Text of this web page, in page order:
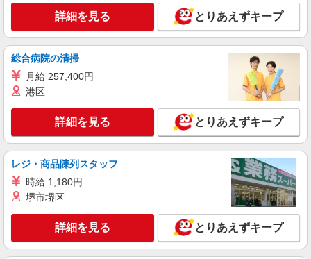
よる ・処遇改善手当：17,000円 ・スキル手当：
21,500円 （スキル手当は約1年間固定、その後変
動の可能性あり） ・確定拠出年金：1,100円 を
含む [別途] ・夜勤手当（4回分）：40,000円（追
加分別途支給） ・残業代：全額支給※固定残業代
なし ・賞与：年2回（年間0.4〜1.2ヶ月分）※業績
により変動あり ・送迎手当：最大300円/日
ミモザ湯河原温々 神奈川県足柄下郡湯河原町
中央2丁目8-3(地番)
キープ 詳細を見る
アルバイト
ミモザ湯河原温々
グループホームの介護スタッフ（実務者研修）
時給：1,450円〜 ・スキル手当：115円 （スキ
ル手当は約1年間固定、その後変動の可能性あ
り） を含む [夜勤]1回分 ・実務者研修：29,770
ミモザ湯河原温々 神奈川県足柄下郡湯河原町
キープ 詳細を見る
詳細を見る とりあえずキープ
総合病院の清掃
月給 257,400円
港区
詳細を見る とりあえずキープ
レジ・商品陳列スタッフ
時給 1,180円
堺市堺区
詳細を見る とりあえずキープ